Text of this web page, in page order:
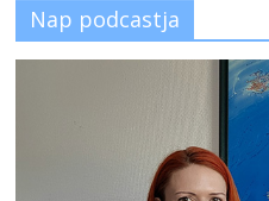
Nap podcastja